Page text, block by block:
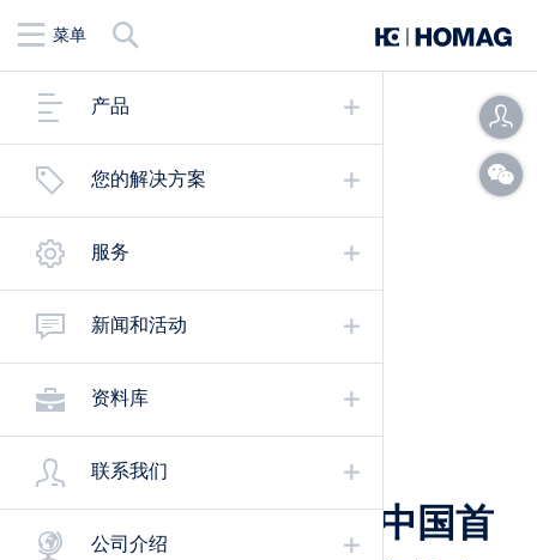
菜单
raumplus德禄&豪迈中国首
产品
您的解决方案
服务
新闻和活动
资料库
联系我们
公司介绍